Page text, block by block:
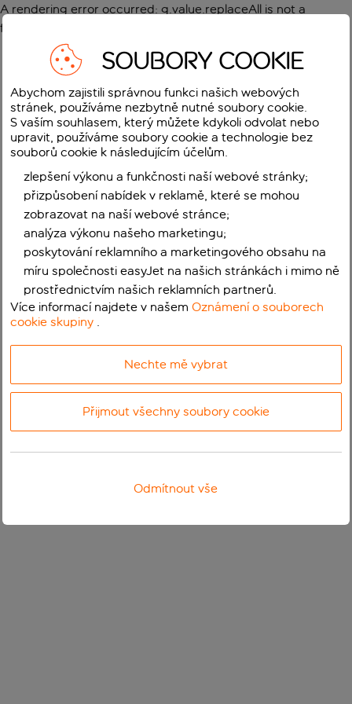
A rendering error occurred: g.value.replaceAll is not a
function
SOUBORY COOKIE
Abychom zajistili správnou funkci našich webových
stránek, používáme nezbytně nutné soubory cookie.
S vaším souhlasem, který můžete kdykoli odvolat nebo
upravit, používáme soubory cookie a technologie bez
souborů cookie k následujícím účelům.
zlepšení výkonu a funkčnosti naší webové stránky;
přizpůsobení nabídek v reklamě, které se mohou
zobrazovat na naší webové stránce;
analýza výkonu našeho marketingu;
poskytování reklamního a marketingového obsahu na
míru společnosti easyJet na našich stránkách i mimo ně
prostřednictvím našich reklamních partnerů.
Více informací najdete v našemOznámení o souborech
cookie skupiny .
Nechte mě vybrat
Přijmout všechny soubory cookie
Odmítnout vše